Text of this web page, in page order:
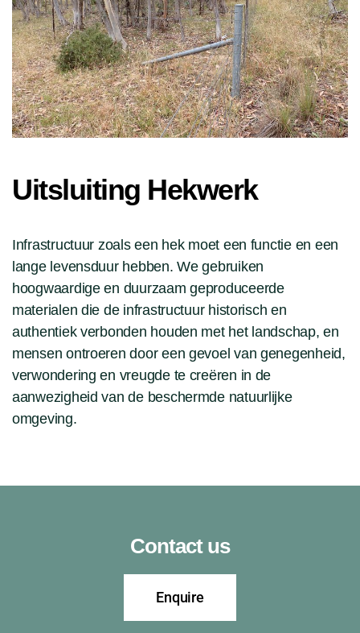
Uitsluiting Hekwerk
Infrastructuur zoals een hek moet een functie en een
lange levensduur hebben. We gebruiken
hoogwaardige en duurzaam geproduceerde
materialen die de infrastructuur historisch en
authentiek verbonden houden met het landschap, en
mensen ontroeren door een gevoel van genegenheid,
verwondering en vreugde te creëren in de
aanwezigheid van de beschermde natuurlijke
omgeving.
Contact us
Enquire